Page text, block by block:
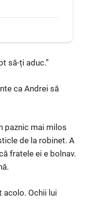
să-ți aduc.”
ca Andrei să
paznic mai milos
de la robinet. A
fratele ei e bolnav.
acolo. Ochii lui